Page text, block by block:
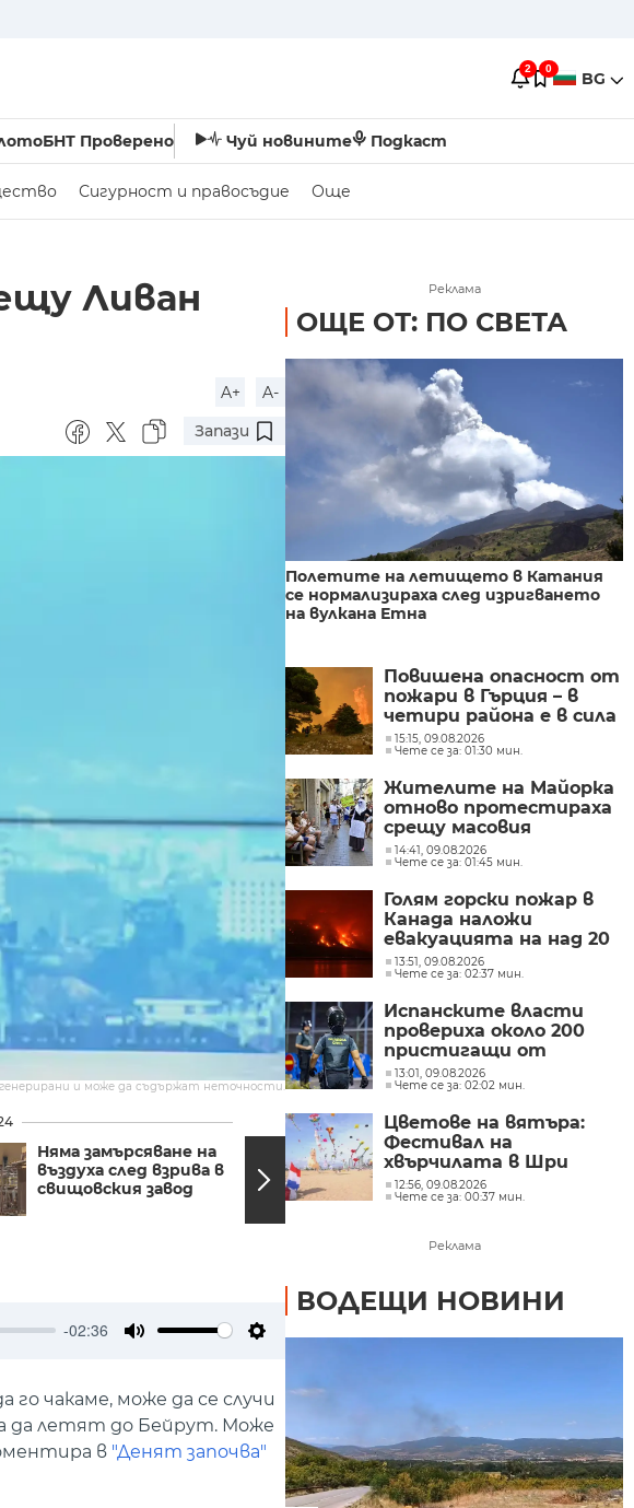
2 0 BG
БНТ Проверено Чуй новините Подкаст
Сигурност и правосъдие Още
Ливан
A+
A-
Запази
и може да съдържат неточности.
Няма замърсяване на
въздуха след взрива в
свищовския завод
07:08, 30.07.2024
Бум на детски
паралич в Ивицата
Газа
-02:36
чакаме, може да се случи
да летят до Бейрут. Може
в "Денят започва"
Реклама
ОЩЕ ОТ: ПО СВЕТА
Полетите на летището в Катания
се нормализираха след изригването
на вулкана Етна
Повишена опасност от
пожари в Гърция – в
четири района е в сила
червен код
15:15, 09.08.2026
Чете се за: 01:30 мин.
Жителите на Майорка
отново протестираха
срещу масовия
туризъм и жилищната
криза (СНИМКИ)
14:41, 09.08.2026
Чете се за: 01:45 мин.
Голям горски пожар в
Канада наложи
евакуацията на над 20
000 души (СНИМКИ)
13:51, 09.08.2026
Чете се за: 02:37 мин.
Испанските власти
провериха около 200
пристигащи от
Италия след
възстановяването на
граничния контрол
13:01, 09.08.2026
Чете се за: 02:02 мин.
Цветове на вятъра:
Фестивал на
хвърчилата в Шри
Ланка
12:56, 09.08.2026
Чете се за: 00:37 мин.
Реклама
ВОДЕЩИ НОВИНИ